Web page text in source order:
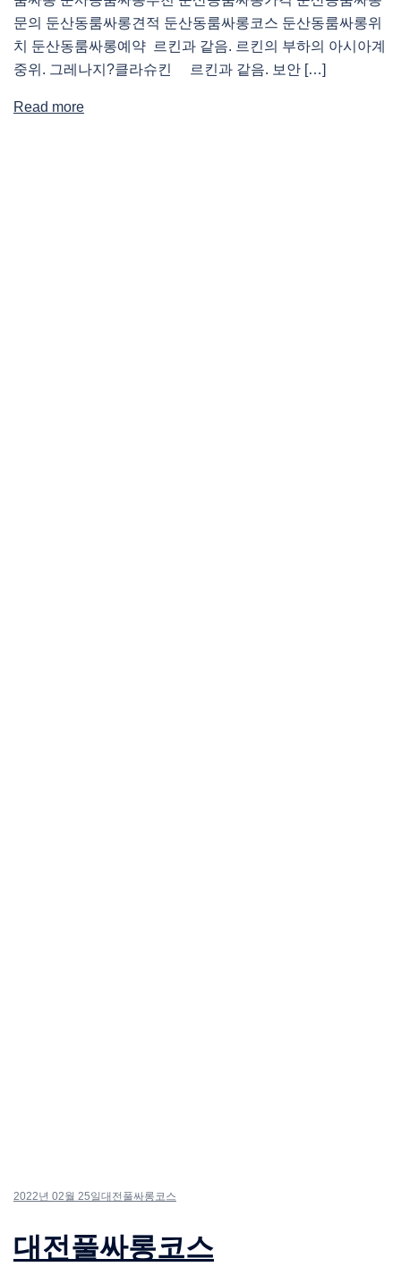
문의 둔산동룸싸롱견적 둔산동룸싸롱코스 둔산동룸싸롱위
치 둔산동룸싸롱예약 르킨과 같음. 르킨의 부하의 아시아계
중위. 그레나지?클라슈킨 르킨과 같음. 보안 […]
Read more
2022년 02월 25일 대전풀싸롱코스
대전풀싸롱코스